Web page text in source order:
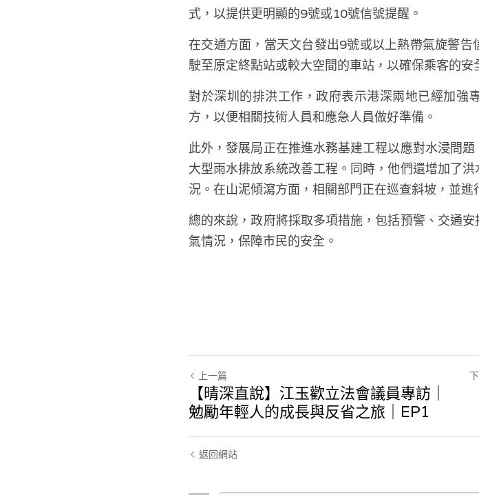
式，以提供更明顯的9號或10號信號提醒。
在交通方面，當天文台發出9號或以上熱帶氣旋警
駛至原定終點站或較大空間的車站，以確保乘客的安
對於深圳的排洪工作，政府表示港深兩地已經加強
方，以便相關技術人員和應急人員做好準備。
此外，發展局正在推進水務基建工程以應對水浸問
大型雨水排放系統改善工程。同時，他們還增加了
況。在山泥傾瀉方面，相關部門正在巡查斜坡，並進
總的來說，政府將採取多項措施，包括預警、交通
氣情況，保障市民的安全。
上一篇
【晴深直說】江玉歡立法會議員專訪｜
勉勵年輕人的成長與反省之旅｜EP1
返回網站